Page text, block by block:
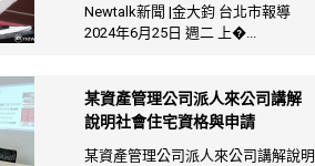
Newtalk新聞 |金大鈞 台北市報導
2024年6月25日 週二 上�...
某資產管理公司派人來公司講解
說明社會住宅資格與申請
某資產管理公司派人來公司講解說明